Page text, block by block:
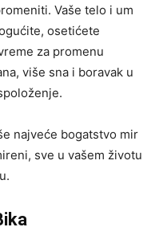
Vaše telo i um
osetićete
za promenu
više sna i boravak u
najveće bogatstvo mir
sve u vašem životu